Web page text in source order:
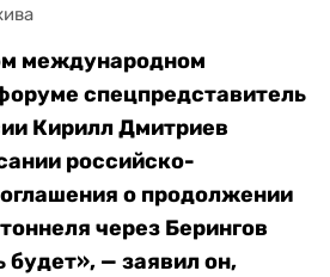
международном
спецпредставитель
Кирилл Дмитриев
российско-
о продолжении
через Берингов
будет», — заявил он,